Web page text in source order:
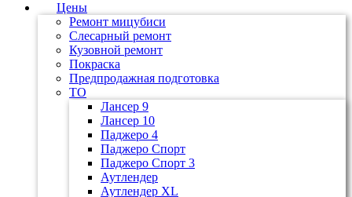
Цены
Ремонт мицубиси
Слесарный ремонт
Кузовной ремонт
Покраска
Предпродажная подготовка
ТО
Лансер 9
Лансер 10
Паджеро 4
Паджеро Спорт
Паджеро Спорт 3
Аутлендер
Аутлендер ХL